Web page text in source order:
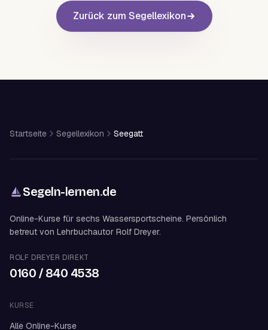
Zurück zum Segellexikon
Startseite Segellexikon Seegatt
Segeln-lernen.de
Online-Kurse für sechs Wassersportscheine. Persönlich
betreut von Lehrbuchautor Rolf Dreyer.
ROLF DREYER DIREKT
0160 / 840 4538
KURSE
Alle Online-Kurse